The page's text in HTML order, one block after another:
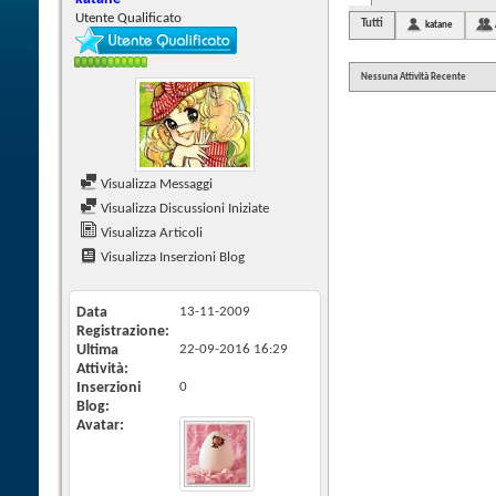
Utente Qualificato
Visualizza Messaggi
Visualizza Discussioni Iniziate
Visualizza Articoli
Visualizza Inserzioni Blog
Data
Registrazione
13-11-2009
Ultima
Attività
22-09-2016 16:29
Inserzioni
Blog
0
Avatar
Tutti katane
Nessuna Attività Recente